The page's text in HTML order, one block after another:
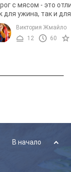
с мясом - это
для ужина, так и
перекуса.
такой вариант
...
Виктория Жмайло
12
60
В начало